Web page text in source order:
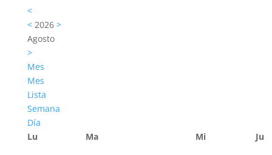
<
<2026 >
Agosto
>
Mes
Mes
Lista
Semana
Día
Lu
Ma Mi Ju